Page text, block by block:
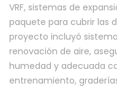
VRF, sistemas de
paquete para cubrir las
proyecto incluyó
renovación de aire,
humedad y adecuada
entrenamiento,